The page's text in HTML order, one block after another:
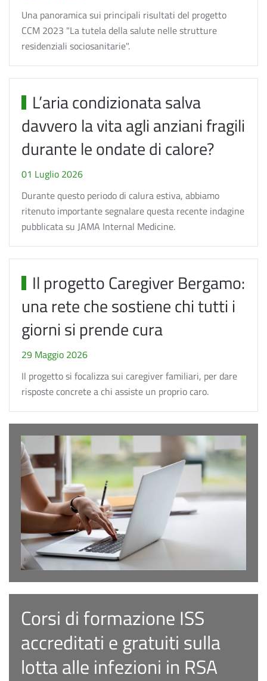
Una panoramica sui principali risultati del progetto
CCM 2023 "La tutela della salute nelle strutture
residenziali sociosanitarie".
L’aria condizionata salva
davvero la vita agli anziani fragili
durante le ondate di calore?
01 Luglio 2026
Durante questo periodo di calura estiva, abbiamo
ritenuto importante segnalare questa recente indagine
pubblicata su JAMA Internal Medicine.
Il progetto Caregiver Bergamo:
una rete che sostiene chi tutti i
giorni si prende cura
29 Maggio 2026
Il progetto si focalizza sui caregiver familiari, per dare
risposte concrete a chi assiste un proprio caro.
Corsi di formazione ISS
accreditati e gratuiti sulla
lotta alle infezioni in RSA